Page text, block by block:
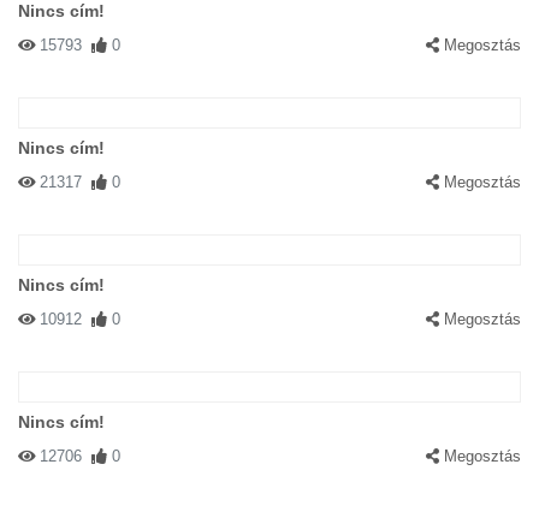
Nincs cím!
15793 0 Megosztás
Nincs cím!
21317 0 Megosztás
Nincs cím!
10912 0 Megosztás
Nincs cím!
12706 0 Megosztás